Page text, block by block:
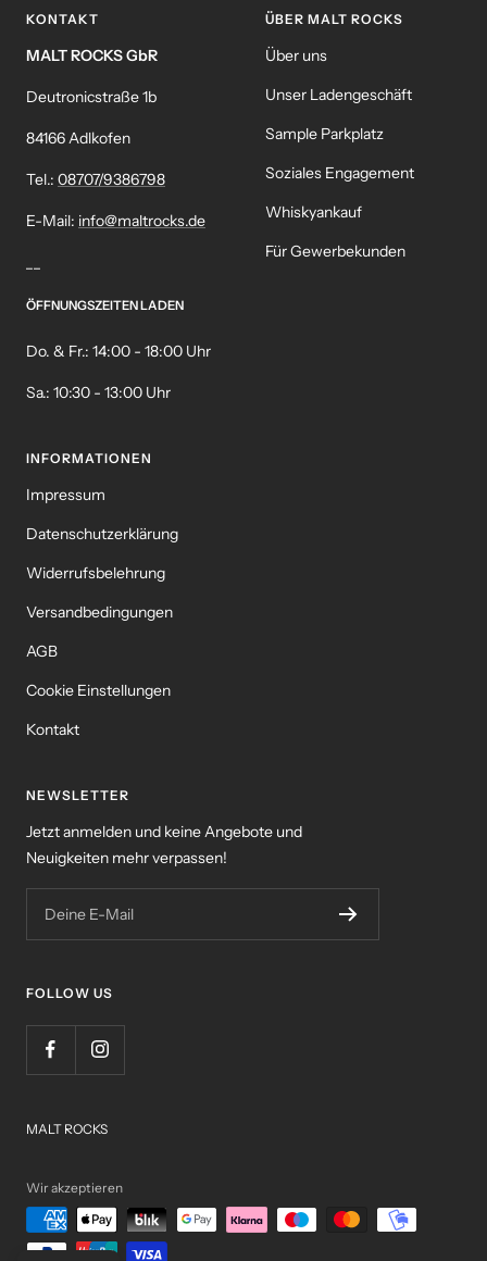
KONTAKT
MALT ROCKS GbR
Deutronicstraße 1b
84166 Adlkofen
Tel.: 08707/9386798
E-Mail: info@maltrocks.de
ÖFFNUNGSZEITEN LADEN
Do. & Fr.: 14:00 - 18:00 Uhr
Sa.: 10:30 - 13:00 Uhr
ÜBER MALT ROCKS
Über uns
Unser Ladengeschäft
Sample Parkplatz
Soziales Engagement
Whiskyankauf
Für Gewerbekunden
INFORMATIONEN
Impressum
Datenschutzerklärung
Widerrufsbelehrung
Versandbedingungen
AGB
Cookie Einstellungen
Kontakt
NEWSLETTER
Jetzt anmelden und keine Angebote und
Neuigkeiten mehr verpassen!
Deine E-Mail
FOLLOW US
MALT ROCKS
Wir akzeptieren